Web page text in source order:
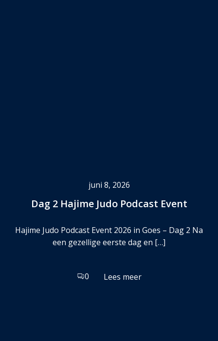
juni 8, 2026
Dag 2 Hajime Judo Podcast Event
Hajime Judo Podcast Event 2026 in Goes – Dag 2 Na
een gezellige eerste dag en […]
0 Lees meer